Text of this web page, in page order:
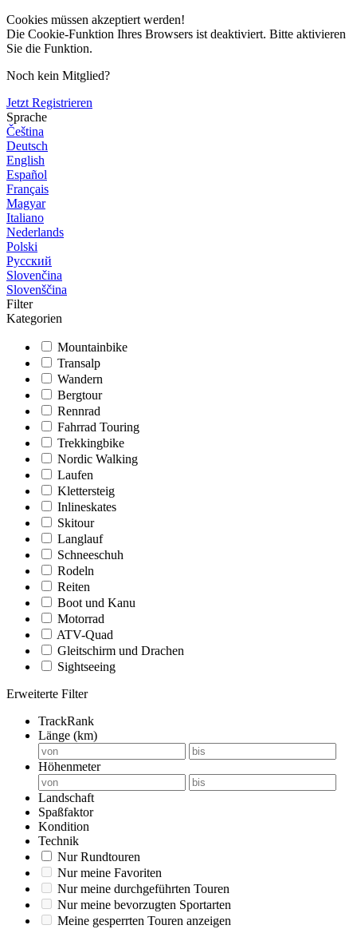
Cookies müssen akzeptiert werden!
Die Cookie-Funktion Ihres Browsers ist deaktiviert. Bitte aktivieren
Sie die Funktion.
Noch kein Mitglied?
Jetzt Registrieren
Sprache
Čeština
Deutsch
English
Español
Français
Magyar
Italiano
Nederlands
Polski
Русский
Slovenčina
Slovenščina
Filter
Kategorien
Mountainbike
Transalp
Wandern
Bergtour
Rennrad
Fahrrad Touring
Trekkingbike
Nordic Walking
Laufen
Klettersteig
Inlineskates
Skitour
Langlauf
Schneeschuh
Rodeln
Reiten
Boot und Kanu
Motorrad
ATV-Quad
Gleitschirm und Drachen
Sightseeing
Erweiterte Filter
TrackRank
Länge (km)
Höhenmeter
Landschaft
Spaßfaktor
Kondition
Technik
Nur Rundtouren
Nur meine Favoriten
Nur meine durchgeführten Touren
Nur meine bevorzugten Sportarten
Meine gesperrten Touren anzeigen